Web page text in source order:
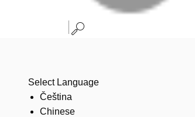
Select Language
Čeština
Chinese